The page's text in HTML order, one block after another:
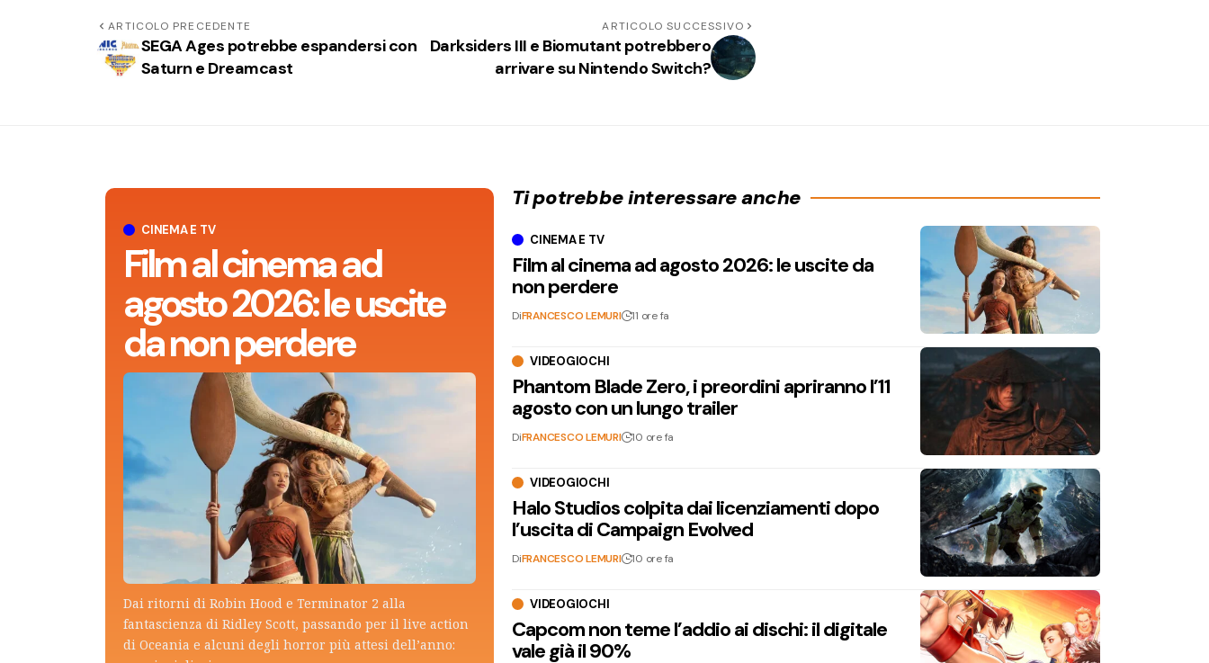
ARTICOLO PRECEDENTE
SEGA Ages potrebbe espandersi con
Saturn e Dreamcast
ARTICOLO SUCCESSIVO
Darksiders III e Biomutant potrebbero
arrivare su Nintendo Switch?
CINEMA E TV
Film al cinema ad
agosto 2026: le uscite
da non perdere
Dai ritorni di Robin Hood e Terminator 2 alla
fantascienza di Ridley Scott, passando per il live action
di Oceania e alcuni degli horror più attesi dell’anno:
Ti potrebbe interessare anche
CINEMA E TV
Film al cinema ad agosto 2026: le uscite da
non perdere
DiFRANCESCO LEMURI 11 ore fa
VIDEOGIOCHI
Phantom Blade Zero, i preordini apriranno l’11
agosto con un lungo trailer
DiFRANCESCO LEMURI 10 ore fa
VIDEOGIOCHI
Halo Studios colpita dai licenziamenti dopo
l’uscita di Campaign Evolved
DiFRANCESCO LEMURI 10 ore fa
VIDEOGIOCHI
Capcom non teme l’addio ai dischi: il digitale
vale già il 90%